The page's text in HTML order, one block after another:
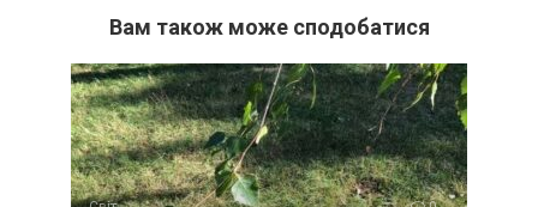
Вам також може сподобатися